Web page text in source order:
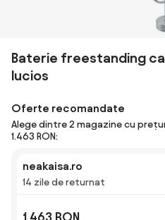
Baterie freestanding
lucios
Oferte recomandate
Alege dintre 2 magazine cu prețuri
1.463 RON:
neakaisa.ro
14 zile de returnat
1.463 RON